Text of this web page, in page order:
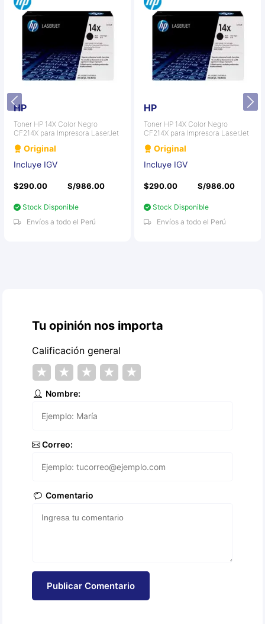
HP
Toner HP 14X Color Negro
CF214X para Impresora LaserJet
Original
Incluye IGV
$290.00 S/986.00
Stock Disponible
Envíos a todo el Perú
HP
Toner HP 14X Color Negro
CF214X para Impresora LaserJet
Original
Incluye IGV
$290.00 S/986.00
Stock Disponible
Envíos a todo el Perú
Tu opinión nos importa
Calificación general
★ ★ ★ ★ ★
Nombre:
Correo:
Comentario
Publicar Comentario